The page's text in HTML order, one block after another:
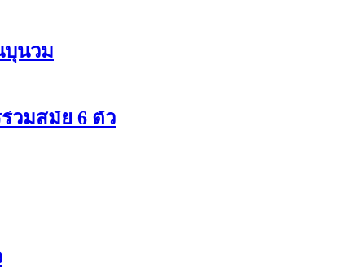
บุนวม
วมสมัย 6 ตัว